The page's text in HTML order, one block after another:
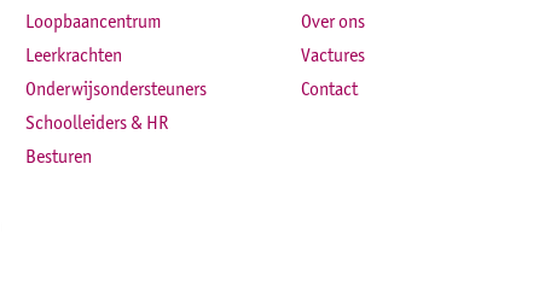
Loopbaancentrum
Leerkrachten
Onderwijsondersteuners
Schoolleiders & HR
Besturen
Over ons
Vactures
Contact